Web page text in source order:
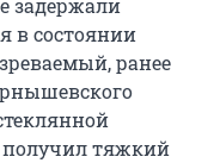
задержали
в состоянии
ранее
тяжкий